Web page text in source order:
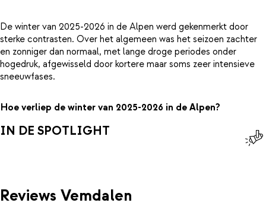
De winter van 2025-2026 in de Alpen werd gekenmerkt door
sterke contrasten. Over het algemeen was het seizoen zachter
en zonniger dan normaal, met lange droge periodes onder
hogedruk, afgewisseld door kortere maar soms zeer intensieve
sneeuwfases.
Hoe verliep de winter van 2025-2026 in de Alpen?
IN DE SPOTLIGHT
Reviews Vemdalen